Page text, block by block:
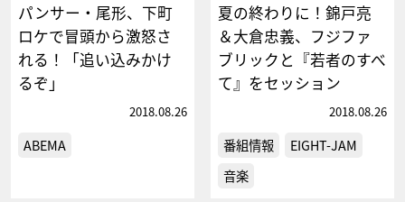
パンサー・尾形、下町
ロケで冒頭から激怒さ
れる！「追い込みかけ
るぞ」
2018.08.26
ABEMA
夏の終わりに！錦戸亮
＆大倉忠義、フジファ
ブリックと『若者のすべ
て』をセッション
2018.08.26
番組情報
EIGHT-JAM
音楽